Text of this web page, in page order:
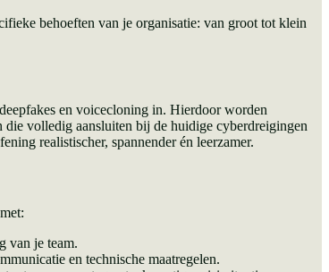
behoeften van je organisatie: van groot tot klein
en voicecloning in. Hierdoor worden
die volledig aansluiten bij de huidige cyberdreigingen
realistischer, spannender én leerzamer.
van je team.
en technische maatregelen.